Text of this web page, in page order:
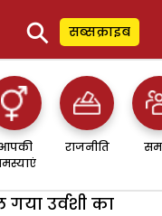
⚲ सब्सक्राइब
राजनीति
उर्वशी का